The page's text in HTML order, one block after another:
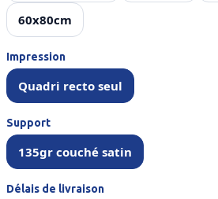
60x80cm
Impression
Quadri recto seul
Support
135gr couché satin
Délais de livraison